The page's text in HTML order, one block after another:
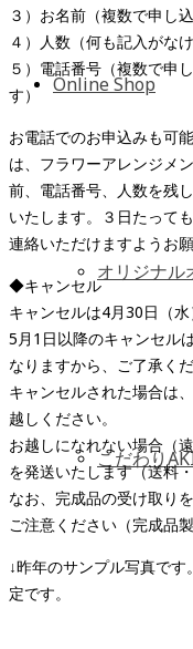
Online Shop
オリジナル
こだわり
３）お名前（複数で申し
４）人数（何も記入がな
５）電話番号（複数で申
す）
お電話でのお申込みも可
は、フラワーアレンジメ
前、電話番号、人数を残
いたします。３日たって
連絡いただけますようお
◆キャンセル
キャンセルは4月30日（水
5月1日以降のキャンセル
なりますから、ご了承くだ
キャンセルされた場合は
越しください。
お越しになれない場合（
を発送いたします（送料
なお、完成品の受け取り
ご注意ください（完成品
↓昨年のサンプル写真で
定です。